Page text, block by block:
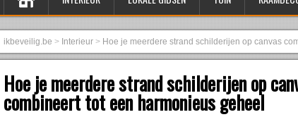
ikbeveilig.be > Interieur > Hoe je meerdere strand schilderijen op canvas
Hoe je meerdere strand schilderijen op
combineert tot een harmonieus geheel